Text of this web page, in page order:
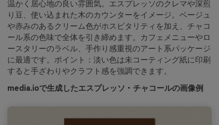
温かく居心地の良い雰囲気。エスプレッソのクレマや深煎
り豆、使い込まれた木のカウンターをイメージ。ベージュ
や赤みのあるクリーム色がホスピタリティを加え、チャコ
ール系の色味で全体を引き締めます。カフェメニューやロ
ースタリーのラベル、手作り感重視のアート系パッケージ
に最適です。ポイント：淡い色は未コーティング紙に印刷
すると手ざわりやクラフト感を強調できます。
media.ioで生成したエスプレッソ・チャコールの画像例